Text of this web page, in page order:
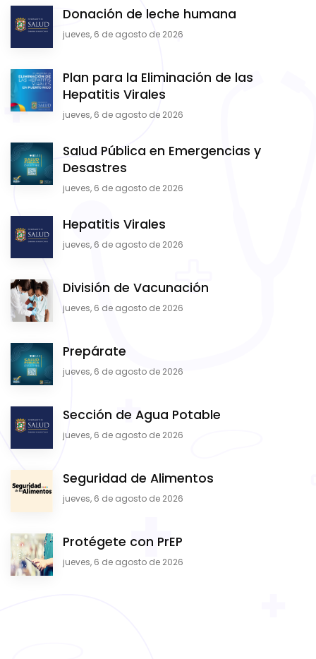
Donación de leche humana
jueves, 6 de agosto de 2026
Plan para la Eliminación de las
Hepatitis Virales
jueves, 6 de agosto de 2026
Salud Pública en Emergencias y
Desastres
jueves, 6 de agosto de 2026
Hepatitis Virales
jueves, 6 de agosto de 2026
División de Vacunación
jueves, 6 de agosto de 2026
Prepárate
jueves, 6 de agosto de 2026
Sección de Agua Potable
jueves, 6 de agosto de 2026
Seguridad de Alimentos
jueves, 6 de agosto de 2026
Protégete con PrEP
jueves, 6 de agosto de 2026